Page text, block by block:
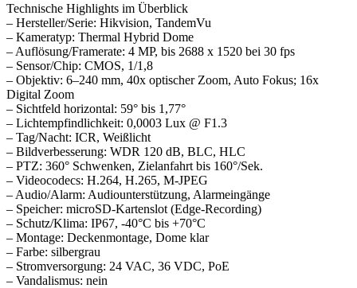
Technische Highlights im Überblick
– Hersteller/Serie: Hikvision, TandemVu
– Kameratyp: Thermal Hybrid Dome
– Auflösung/Framerate: 4 MP, bis 2688 x 1520 bei 30 fps
– Sensor/Chip: CMOS, 1/1,8
– Objektiv: 6–240 mm, 40x optischer Zoom, Auto Fokus; 16x
Digital Zoom
– Sichtfeld horizontal: 59° bis 1,77°
– Lichtempfindlichkeit: 0,0003 Lux @ F1.3
– Tag/Nacht: ICR, Weißlicht
– Bildverbesserung: WDR 120 dB, BLC, HLC
– PTZ: 360° Schwenken, Zielanfahrt bis 160°/Sek.
– Videocodecs: H.264, H.265, M-JPEG
– Audio/Alarm: Audiounterstützung, Alarmeingänge
– Speicher: microSD-Kartenslot (Edge-Recording)
– Schutz/Klima: IP67, -40°C bis +70°C
– Montage: Deckenmontage, Dome klar
– Farbe: silbergrau
– Stromversorgung: 24 VAC, 36 VDC, PoE
– Vandalismus: nein